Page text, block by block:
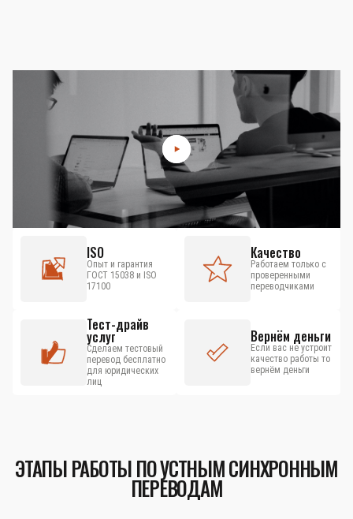
ISO
Опыт и гарантия
ГОСТ 15038 и ISO
17100
Качество
Работаем только с
проверенными
переводчиками
Тест-драйв
услуг
Сделаем тестовый
перевод бесплатно
для юридических
лиц
Вернём деньги
Если вас не устроит
качество работы то
вернём деньги
ЭТАПЫ РАБОТЫ ПО УСТНЫМ СИНХРОННЫМ
ПЕРЕВОДАМ